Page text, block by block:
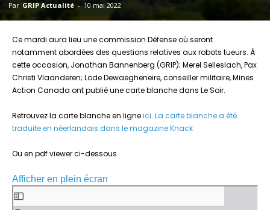
Par GRIP Actualité - 10 mai 2022
Ce mardi aura lieu une commission Défense où seront
notamment abordées des questions relatives aux robots tueurs. À
cette occasion, Jonathan Bannenberg (GRIP); Merel Selleslach, Pax
Christi Vlaanderen; Lode Dewaegheneire, conseiller militaire, Mines
Action Canada ont publié une carte blanche dans Le Soir.
Retrouvez la carte blanche en ligneici. La carte blanche a été
traduite en néerlandais dans le magazine Knack
Ou en pdf viewer ci-dessous
Afficher en plein écran
Aller
au